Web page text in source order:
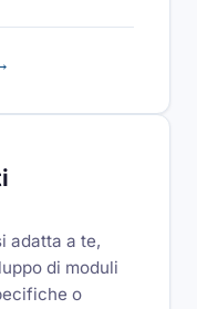
adatta a te,
di moduli
o